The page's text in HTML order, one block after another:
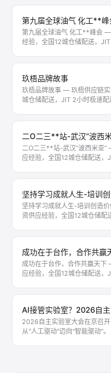
第九届全球油气 化工
第九届全球油气 化工**峰会 — 玖梧供应链实验室资讯，13年实验室物资供应
经验，全国12城仓储配送，JIT
玖梧品牌故事
玖梧品牌故事 — 玖梧供应链
城仓储配送，JIT 2小时极速配
二O二三**站-武汉”波西
二O二三**站-武汉”波西米亚
应经验，全国12城仓储配送，
坚持学习成就人生-培训
坚持学习成就人生-培训创造
资供应经验，全国12城仓储配
成功在于台作，合作共赢
成功在于台作，合作共赢天
应经验，全国12城仓储配送，
AI接管实验室？2026自
2026自主实验室大会在京召
从"人工驱动"迈向"智能驱动"